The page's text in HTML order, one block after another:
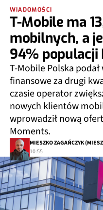
WIADOMOŚCI
T-Mobile ma
mobilnych, a
94% populacji
T-Mobile Polska
finansowe za drugi
czasie operator
nowych klientów
wprowadził nową
Moments.
MIESZKO ZAGAŃCZYK
10:55